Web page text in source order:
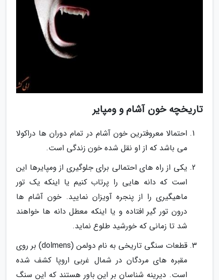
تاریخچه خون آشام و ومپایر
احتمالا معروفترین خون آشام در تمام دوران ها دراکولا
می باشد که از او نقل شده خون زندگی است.
یکی از راه های احتمالی برای جلوگیری از ومپایرها این
است که دانه هایی را پرتاب کنیم یا اینکه یک تور
ماهیگیری را از پنجره آویزان نمایید. خون آشام ها
درون تور گیر افتاده و یا اینکه معطل دانه ها خواهند
شد تا زمانی که خورشید طلوع نماید.
قطعات سنگی تاریخی به نام دولمن (dolmens) بر روی
مقبره های مردگان در شمال غربی اروپا کشف شده
است. دیرینه شناسان بر این باور هستند که این سنگ